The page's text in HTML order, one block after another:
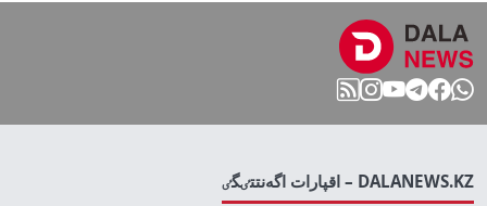
DALANEWS.KZ – اقپارات اگەنتتٸگٸ